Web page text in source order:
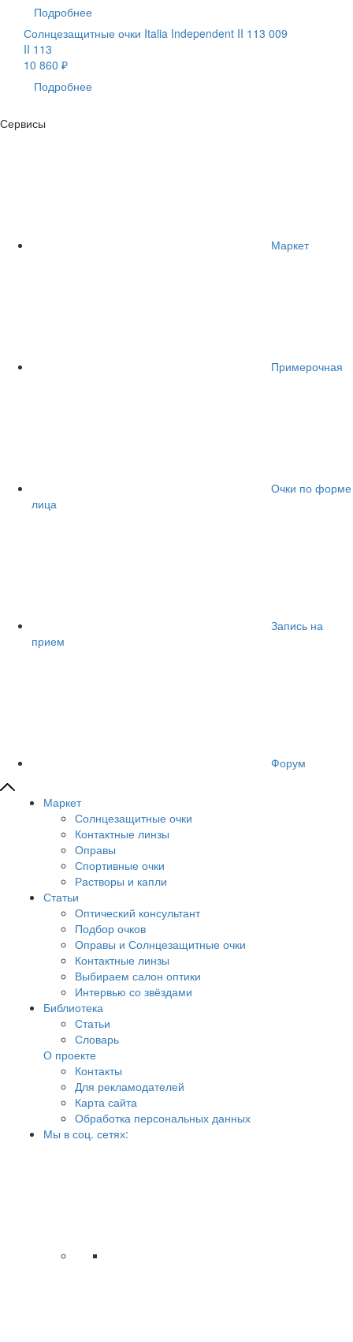
Подробнее
Солнцезащитные очки Italia Independent II 113 009
II 113
10 860 ₽
Подробнее
Сервисы
Маркет
Примерочная
Очки по форме
лица
Запись на
прием
Форум
Маркет
Солнцезащитные очки
Контактные линзы
Оправы
Спортивные очки
Растворы и капли
Статьи
Оптический консультант
Подбор очков
Оправы и Солнцезащитные очки
Контактные линзы
Выбираем салон оптики
Интервью со звёздами
Библиотека
Статьи
Словарь
О проекте
Контакты
Для рекламодателей
Карта сайта
Обработка персональных данных
Мы в соц. сетях: